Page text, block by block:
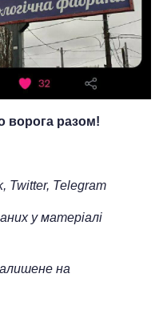
ворога разом!
Twitter, Telegram
у матеріалі
на